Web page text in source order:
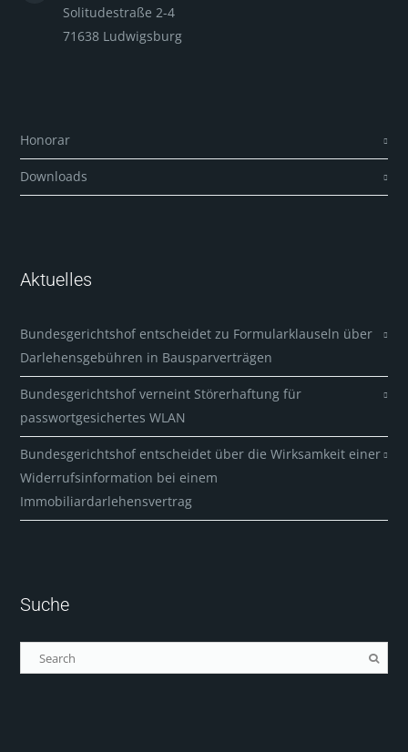
Solitudestraße 2-4
71638 Ludwigsburg
Honorar
Downloads
Aktuelles
Bundesgerichtshof entscheidet zu Formularklauseln über
Darlehensgebühren in Bausparverträgen
Bundesgerichtshof verneint Störerhaftung für
passwortgesichertes WLAN
Bundesgerichtshof entscheidet über die Wirksamkeit einer
Widerrufsinformation bei einem
Immobiliardarlehensvertrag
Suche